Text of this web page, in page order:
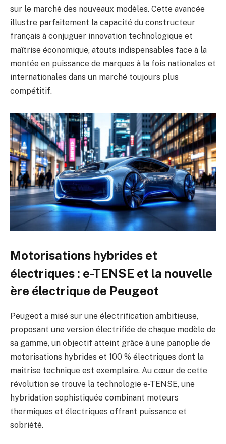
sur le marché des nouveaux modèles. Cette avancée
illustre parfaitement la capacité du constructeur
français à conjuguer innovation technologique et
maîtrise économique, atouts indispensables face à la
montée en puissance de marques à la fois nationales et
internationales dans un marché toujours plus
compétitif.
Motorisations hybrides et
électriques : e-TENSE et la nouvelle
ère électrique de Peugeot
Peugeot a misé sur une électrification ambitieuse,
proposant une version électrifiée de chaque modèle de
sa gamme, un objectif atteint grâce à une panoplie de
motorisations hybrides et 100 % électriques dont la
maîtrise technique est exemplaire. Au cœur de cette
révolution se trouve la technologie e-TENSE, une
hybridation sophistiquée combinant moteurs
thermiques et électriques offrant puissance et
sobriété.